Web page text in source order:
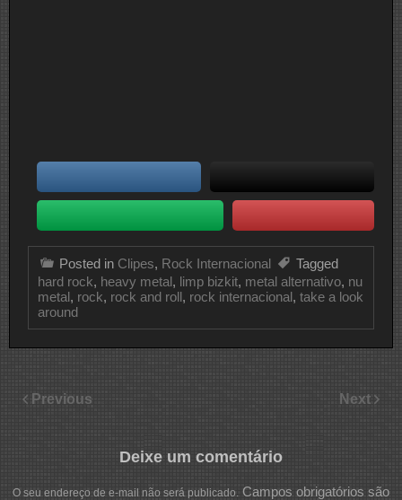
Posted in Clipes, Rock Internacional
Tagged
hard rock, heavy metal, limp bizkit, metal alternativo, nu
metal, rock, rock and roll, rock internacional, take a look
around
Previous Next
Deixe um comentário
O seu endereço de e-mail não será publicado. Campos obrigatórios são